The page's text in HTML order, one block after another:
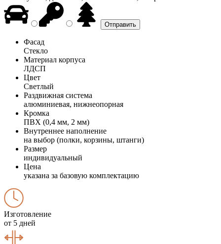
Фасад
Стекло
Материал корпуса
ЛДСП
Цвет
Светлый
Раздвижная система
алюминиевая, нижнеопорная
Кромка
ПВХ (0,4 мм, 2 мм)
Внутреннее наполнение
на выбор (полки, корзины, штанги)
Размер
индивидуальный
Цена
указана за базовую комплектацию
Изготовление
от 5 дней